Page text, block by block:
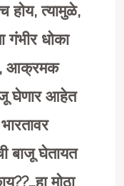
होय, त्यामुळे,
गंभीर धोका
आक्रमक
घेणार आहेत
बाजू घेतायत
मोठा